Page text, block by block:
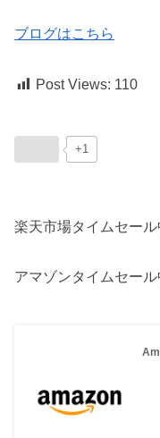
ブログはこちら
Post Views: 110
+1
楽天市場タイムセール
アマゾンタイムセール